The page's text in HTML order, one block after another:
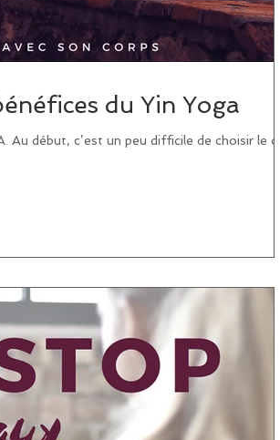
du Yin Yoga
début, c’est un peu difficile de choisir le ou